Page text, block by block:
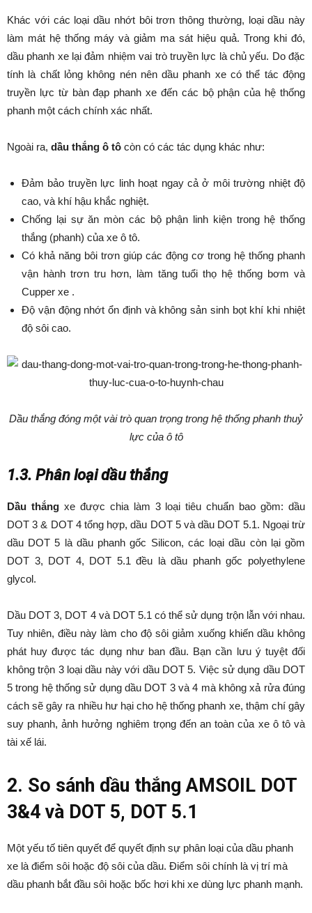
Khác với các loại dầu nhớt bôi trơn thông thường, loại dầu này
làm mát hệ thống máy và giảm ma sát hiệu quả. Trong khi đó,
dầu phanh xe lại đảm nhiệm vai trò truyền lực là chủ yếu. Do đặc
tính là chất lỏng không nén nên dầu phanh xe có thể tác động
truyền lực từ bàn đạp phanh xe đến các bộ phận của hệ thống
phanh một cách chính xác nhất.
Ngoài ra, dầu thắng ô tô còn có các tác dụng khác như:
Đảm bảo truyền lực linh hoạt ngay cả ở môi trường nhiệt độ
cao, và khí hậu khắc nghiệt.
Chống lại sự ăn mòn các bộ phận linh kiện trong hệ thống
thắng (phanh) của xe ô tô.
Có khả năng bôi trơn giúp các động cơ trong hệ thống phanh
vận hành trơn tru hơn, làm tăng tuổi thọ hệ thống bơm và
Cupper xe .
Độ vận động nhớt ổn định và không sản sinh bọt khí khi nhiệt
độ sôi cao.
Dầu thắng đóng một vài trò quan trọng trong hệ thống phanh thuỷ
lực của ô tô
1.3. Phân loại dầu thắng
Dầu thắngxe được chia làm 3 loại tiêu chuẩn bao gồm: dầu
DOT 3 & DOT 4 tổng hợp, dầu DOT 5 và dầu DOT 5.1. Ngoại trừ
dầu DOT 5 là dầu phanh gốc Silicon, các loại dầu còn lại gồm
DOT 3, DOT 4, DOT 5.1 đều là dầu phanh gốc polyethylene
glycol.
Dầu DOT 3, DOT 4 và DOT 5.1 có thể sử dụng trộn lẫn với nhau.
Tuy nhiên, điều này làm cho độ sôi giảm xuống khiến dầu không
phát huy được tác dụng như ban đầu. Bạn cần lưu ý tuyệt đối
không trộn 3 loại dầu này với dầu DOT 5. Việc sử dụng dầu DOT
5 trong hệ thống sử dụng dầu DOT 3 và 4 mà không xả rửa đúng
cách sẽ gây ra nhiều hư hại cho hệ thống phanh xe, thậm chí gây
suy phanh, ảnh hưởng nghiêm trọng đến an toàn của xe ô tô và
tài xế lái.
2. So sánh dầu thắng AMSOIL DOT
3&4 và DOT 5, DOT 5.1
Một yếu tố tiên quyết để quyết định sự phân loại của dầu phanh
xe là điểm sôi hoặc độ sôi của dầu. Điểm sôi chính là vị trí mà
dầu phanh bắt đầu sôi hoặc bốc hơi khi xe dùng lực phanh mạnh.